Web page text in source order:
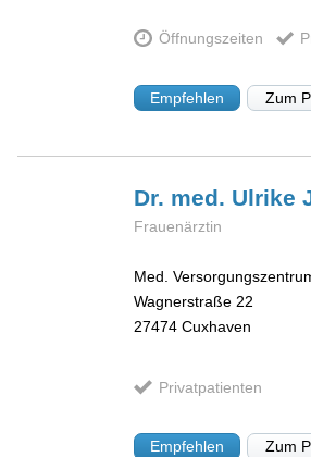
Öffnungszeiten
Empfehlen Zum
Dr. med. Ulrike
Frauenärztin
Med.
Wagnerstraße 22
27474 Cuxhaven
Privatpatienten
Empfehlen Zum